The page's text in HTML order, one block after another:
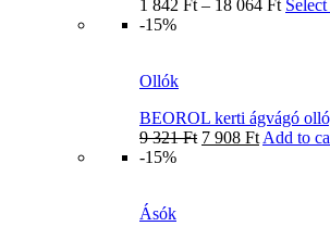
1 842 Ft – 18 064 Ft
-15%
Ollók
BEOROL kerti ágvágó
9 321Ft 7 908 Ft Add to
-15%
Ásók